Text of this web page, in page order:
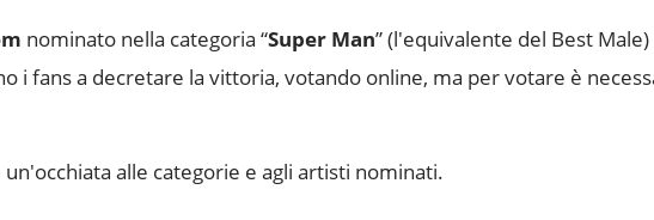
nominato nella categoria “Super Man” (l'equivalente del Best
i fans a decretare la vittoria, votando online, ma per votare è
alle categorie e agli artisti nominati.